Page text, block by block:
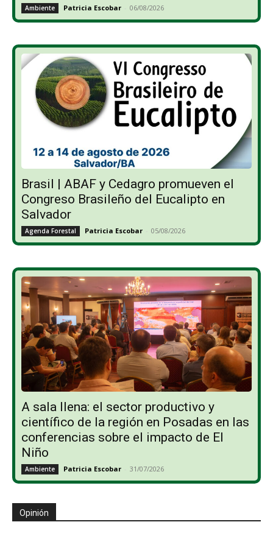
Ambiente Patricia Escobar - 06/08/2026
Brasil | ABAF y Cedagro promueven el
Congreso Brasileño del Eucalipto en
Salvador
Agenda Forestal Patricia Escobar - 05/08/2026
A sala llena: el sector productivo y
científico de la región en Posadas en las
conferencias sobre el impacto de El
Niño
Ambiente Patricia Escobar - 31/07/2026
Opinión